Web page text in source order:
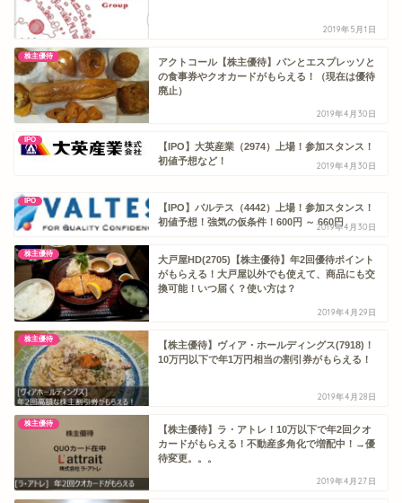
2019年5月1日
株主優待
アクトコール【株主優待】パンとエスプレッソと
の食事券やクオカードがもらえる！（現在は優待
廃止）
2019年4月30日
IPO
【IPO】大英産業（2974）上場！参加スタンス！
初値予想など！
2019年4月30日
IPO
【IPO】バルテス（4442）上場！参加スタンス！
初値予想！強気の仮条件！600円 ～ 660円2019年4月30日
株主優待
大戸屋HD(2705)【株主優待】年2回優待ポイント
がもらえる！大戸屋以外でも使えて、商品にも交
換可能！いつ届く？使い方は？
2019年4月29日
株主優待
【株主優待】ヴィア・ホールディングス(7918)！
10万円以下で年1万円相当の割引券がもらえる！
2019年4月28日
株主優待
【株主優待】ラ・アトレ！10万以下で年2回クオ
カードがもらえる！不動産多角化で増配中！→優
待変更。。。
2019年4月27日